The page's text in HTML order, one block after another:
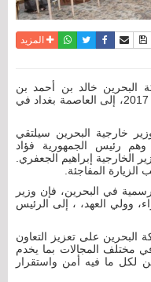
للطباعة
حفظ الموضوع
أرسل الى صديق
فيسبوكتويترواتسابالمزيد
البحرين خالد بن أحمد بن
محمد آل خليفة، اليوم الأحد 13 أغسطس 2017، إلى العاصمة بغداد في
خارجية البحرين سيلتقي
وهم رئيس الجمهورية فؤاد
الخارجية إبراهيم الجعفري.
المفاجئة.
في البحرين، فإن وزير
وولي العهد، ، إلى الرئيس
البحرين على تعزيز التعاون
مختلف المجالات بما يخدم
لكل ما فيه أمن واستقرار